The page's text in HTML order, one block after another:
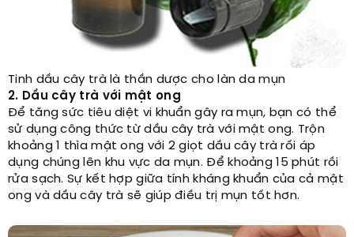
Tinh dầu cây trà là thần dược cho làn da mụn
2. Dầu cây trà với mật ong
Để tăng sức tiêu diệt vi khuẩn gây ra mụn, bạn có thể
sử dụng công thức từ dầu cây trà với mật ong. Trộn
khoảng 1 thìa mật ong với 2 giọt dầu cây trà rối áp
dụng chúng lên khu vực da mụn. Để khoảng 15 phút rồi
rửa sạch. Sự kết hợp giữa tính kháng khuẩn của cả mật
ong và dầu cây trà sẽ giúp điều trị mụn tốt hơn.